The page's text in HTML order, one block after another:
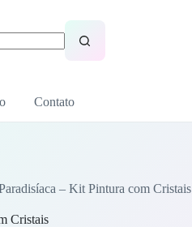
Contato
– Kit Pintura com Cristais
Cristais